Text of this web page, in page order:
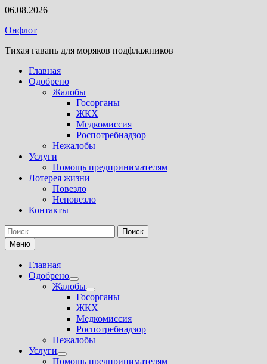
Перейти
содержимому
06.08.2026
Онфлот
Тихая гавань для моряков подфлажников
Главная
Одобрено
Жалобы
Госорганы
ЖКХ
Медкомиссия
Роспотребнадзор
Нежалобы
Услуги
Помощь предпринимателям
Лотерея жизни
Повезло
Неповезло
Контакты
Найти:
Меню
Главная
Одобрено
Показать
подменю
Жалобы
Показать
подменю
Госорганы
ЖКХ
Медкомиссия
Роспотребнадзор
Нежалобы
Услуги
Показать
Помощь предпринимателям